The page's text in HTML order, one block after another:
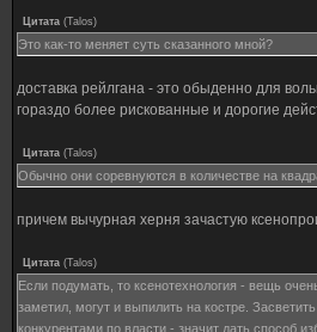
Цитата (Talos)
Это как-то меняет суть сказанного мной?
доставка рейлгана - это обыденно для
гораздо более рискованные и дорогие
Цитата (Talos)
Обычно они соревнуются в количестве на
причем вычурная херня зачастую
Цитата (Talos)
Если подумать, то ксенотехнология - вещь
заметил, могут и выпилить на костре.
конкурентами по власти - значит дать способ